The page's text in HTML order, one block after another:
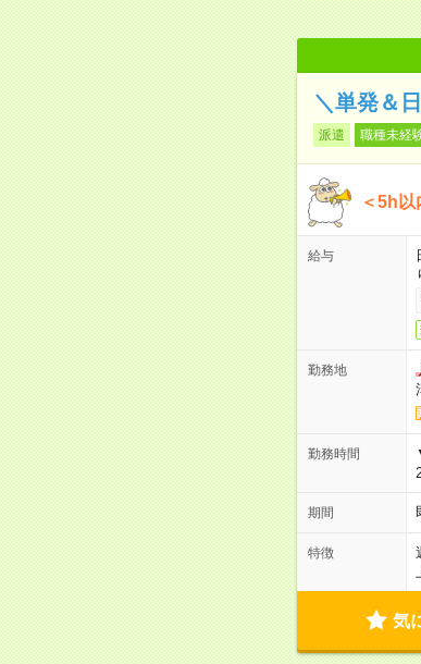
＼単発＆
派遣 職種未経
＜5h
給与
勤務地
勤務時間
期間
特徴
気